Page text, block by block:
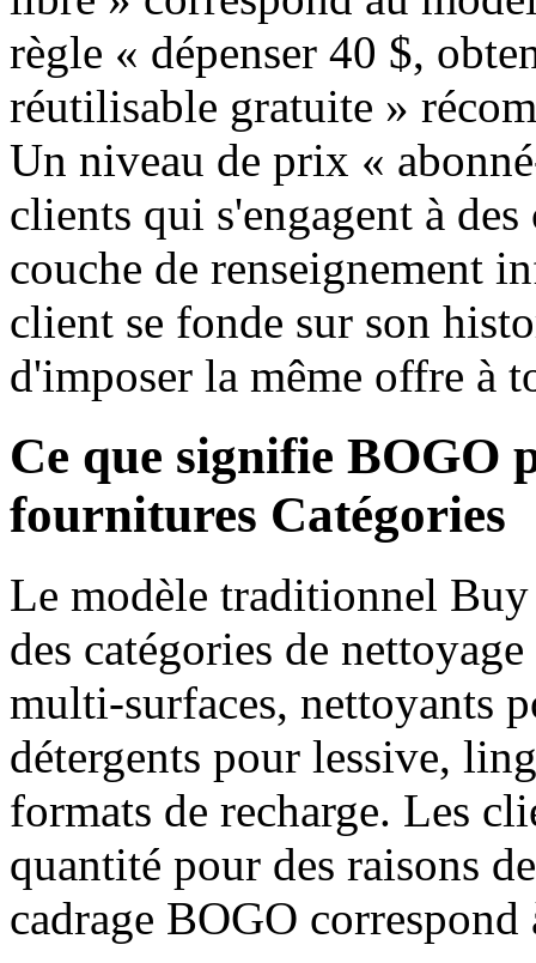
règle « dépenser 40 $,
réutilisable gratuite »
Un niveau de prix «
clients qui s'engagent à
couche de renseignement
client se fonde sur son
d'imposer la même offre à
Ce que signifie BOGO
fournitures Catégories
Le modèle traditionnel
des catégories de
multi-surfaces, nettoyants
détergents pour lessive,
formats de recharge. Les
quantité pour des raisons
cadrage BOGO